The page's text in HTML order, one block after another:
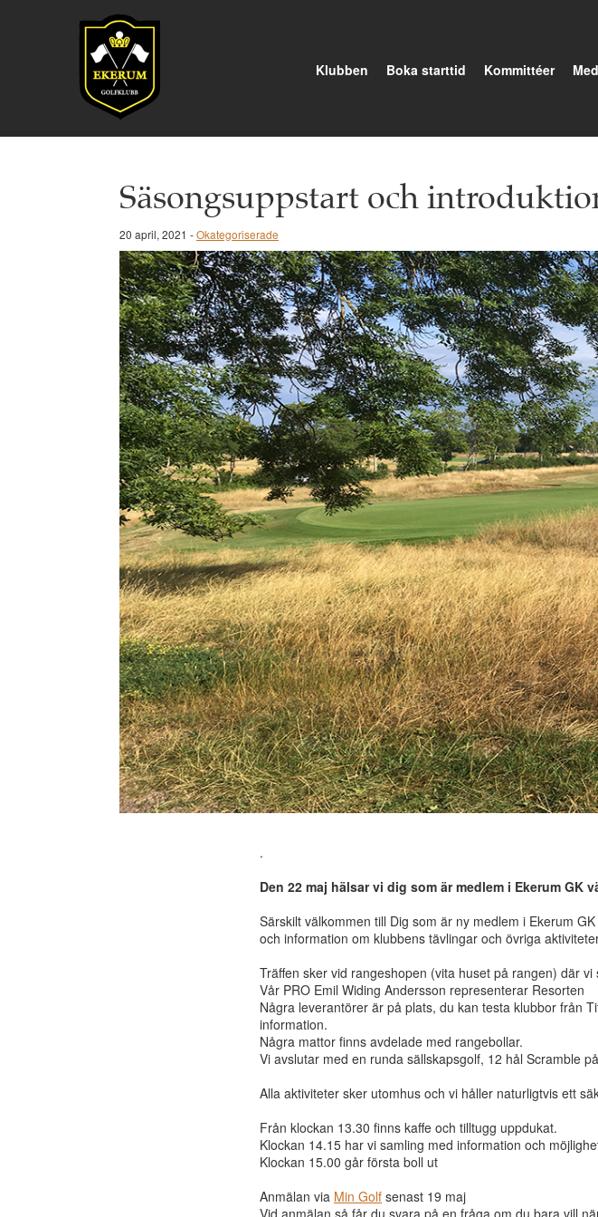
Klubben Boka starttid Kommittéer
Säsongsuppstart och
20 april, 2021 -Okategoriserade
.
Den 22 maj hälsar vi dig som är medlem i Ekerum
Särskilt välkommen till Dig som är ny medlem i Ekerum
och information om klubbens tävlingar och övriga
Träffen sker vid rangeshopen (vita huset på rangen) där
Vår PRO Emil Widing Andersson representerar Resorten
Några leverantörer är på plats, du kan testa klubbor från
information.
Några mattor finns avdelade med rangebollar.
Vi avslutar med en runda sällskapsgolf, 12 hål Scramble
Alla aktiviteter sker utomhus och vi håller naturligtvis ett
Från klockan 13.30 finns kaffe och tilltugg uppdukat.
Klockan 14.15 har vi samling med information och
Klockan 15.00 går första boll ut
Anmälan via Min Golf senast 19 maj
Vid anmälan så får du svara på en fråga om du bara vill